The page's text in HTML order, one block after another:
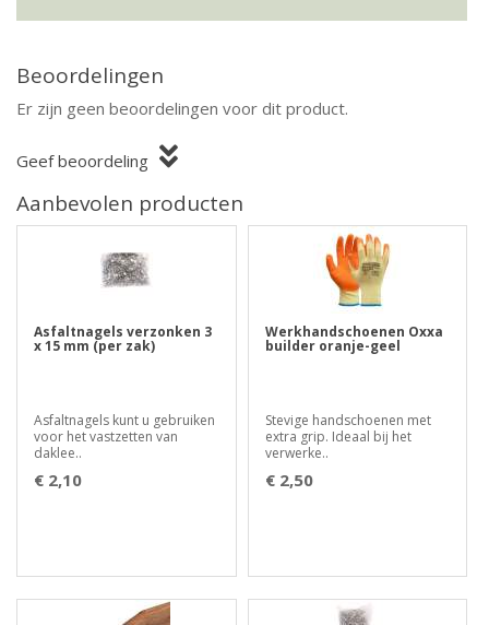
Beoordelingen
Er zijn geen beoordelingen voor dit product.
Geef beoordeling
Aanbevolen producten
Asfaltnagels verzonken 3
x 15 mm (per zak)
Asfaltnagels kunt u gebruiken
voor het vastzetten van
daklee..
€ 2,10
Werkhandschoenen Oxxa
builder oranje-geel
Stevige handschoenen met
extra grip. Ideaal bij het
verwerke..
€ 2,50